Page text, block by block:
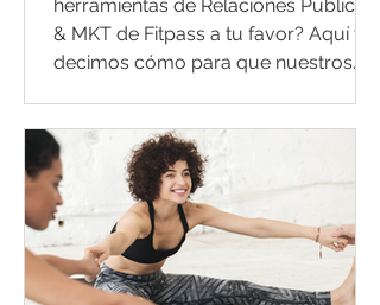
herramientas de Relaciones Públicas
& MKT de Fitpass a tu favor? Aquí te
decimos cómo para que nuestros...